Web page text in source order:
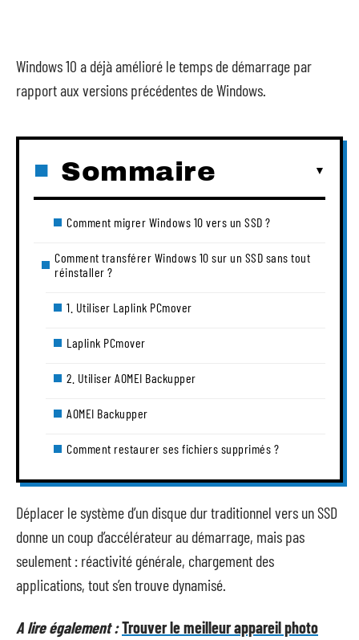
Windows 10 a déjà amélioré le temps de démarrage par
rapport aux versions précédentes de Windows.
Sommaire
Comment migrer Windows 10 vers un SSD ?
Comment transférer Windows 10 sur un SSD sans tout
réinstaller ?
1. Utiliser Laplink PCmover
Laplink PCmover
2. Utiliser AOMEI Backupper
AOMEI Backupper
Comment restaurer ses fichiers supprimés ?
Déplacer le système d’un disque dur traditionnel vers un SSD
donne un coup d’accélérateur au démarrage, mais pas
seulement : réactivité générale, chargement des
applications, tout s’en trouve dynamisé.
A lire également :Trouver le meilleur appareil photo